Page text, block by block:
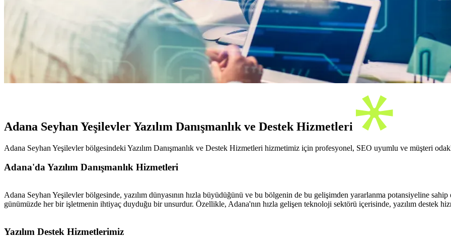
Adana Seyhan Yeşilevler Yazılım Danışmanlık ve Destek Hizmetleri
Adana Seyhan Yeşilevler bölgesindeki Yazılım Danışmanlık ve Destek Hizmetleri hizmetimiz için profesyonel, SEO uyumlu ve müşteri
Adana'da Yazılım Danışmanlık Hizmetleri
Adana Seyhan Yeşilevler bölgesinde, yazılım dünyasının hızla büyüdüğünü ve bu bölgenin de bu gelişimden yararlanma potansiyeline
günümüzde her bir işletmenin ihtiyaç duyduğu bir unsurdur. Özellikle, Adana'nın hızla gelişen teknoloji sektörü içerisinde, yazılım destek
Yazılım Destek Hizmetlerimiz